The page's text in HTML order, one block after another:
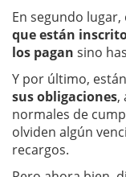
En segundo
que están
los pagan sino
Y por último,
sus obligaciones,
normales de
olviden algún
recargos.